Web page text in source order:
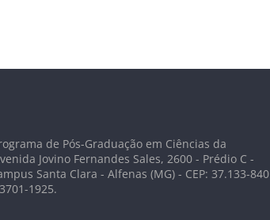
de Pós-Graduação em Ciências da
Jovino Fernandes Sales, 2600 - Prédio C -
Santa Clara - Alfenas (MG) - CEP: 37.133-840
1925.